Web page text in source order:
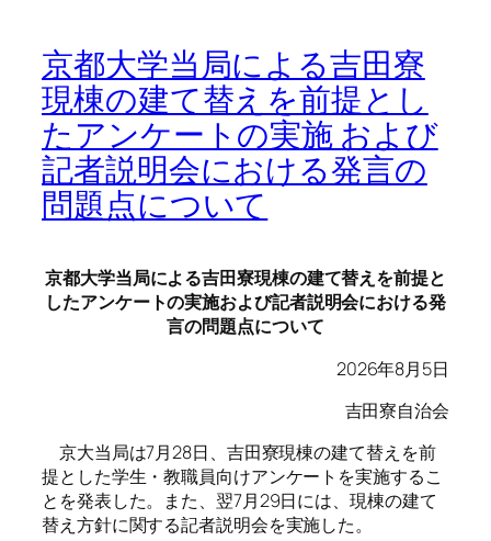
京都大学当局による吉田寮
現棟の建て替えを前提とし
たアンケートの実施 および
記者説明会における発言の
問題点について
京都大学当局による吉田寮現棟の建て替えを前提と
したアンケートの実施および記者説明会における発
言の問題点について
2026年8月5日
吉田寮自治会
京大当局は7月28日、吉田寮現棟の建て替えを前
提とした学生・教職員向けアンケートを実施するこ
とを発表した。また、翌7月29日には、現棟の建て
替え方針に関する記者説明会を実施した。